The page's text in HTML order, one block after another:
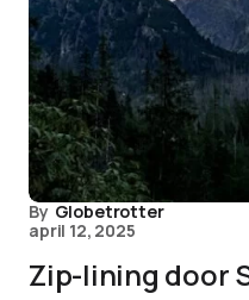
By Globetrotter
april 12, 2025
Zip-lining door